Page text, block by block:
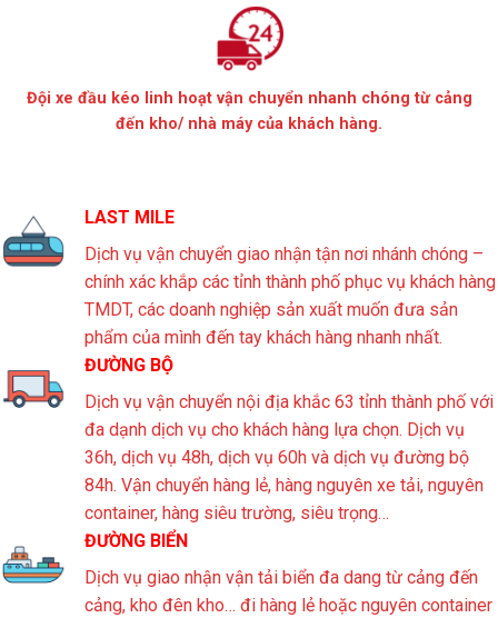
Đội xe đầu kéo linh hoạt vận chuyển nhanh chóng từ cảng
đến kho/ nhà máy của khách hàng.
LAST MILE
Dịch vụ vận chuyển giao nhận tận nơi nhánh chóng –
chính xác khắp các tỉnh thành phố phục vụ khách hàng
TMDT, các doanh nghiệp sản xuất muốn đưa sản
phẩm của mình đến tay khách hàng nhanh nhất.
ĐƯỜNG BỘ
Dịch vụ vận chuyển nội địa khắc 63 tỉnh thành phố với
đa dạnh dịch vụ cho khách hàng lựa chọn. Dịch vụ
36h, dịch vụ 48h, dịch vụ 60h và dịch vụ đường bộ
84h. Vận chuyển hàng lẻ, hàng nguyên xe tải, nguyên
container, hàng siêu trường, siêu trọng…
ĐƯỜNG BIỂN
Dịch vụ giao nhận vận tải biển đa dang từ cảng đến
cảng, kho đên kho… đi hàng lẻ hoặc nguyên container